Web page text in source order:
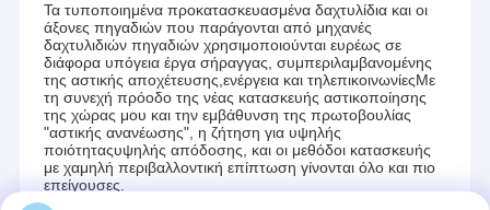
Τα τυποποιημένα προκατασκευασμένα δαχτυλίδια και οι
άξονες πηγαδιών που παράγονται από μηχανές
δαχτυλιδιών πηγαδιών χρησιμοποιούνται ευρέως σε
διάφορα υπόγεια έργα σήραγγας, συμπεριλαμβανομένης
της αστικής αποχέτευσης,ενέργεια και τηλεπικοινωνίεςΜε
τη συνεχή πρόοδο της νέας κατασκευής αστικοποίησης
της χώρας μου και την εμβάθυνση της πρωτοβουλίας
"αστικής ανανέωσης", η ζήτηση για υψηλής
ποιότηταςυψηλής απόδοσης, και οι μεθόδοι κατασκευής
με χαμηλή περιβαλλοντική επίπτωση γίνονται όλο και πιο
επείγουσες.